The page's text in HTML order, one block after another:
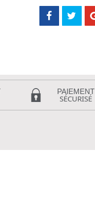
PAIEMENT
SÉCURISÉ